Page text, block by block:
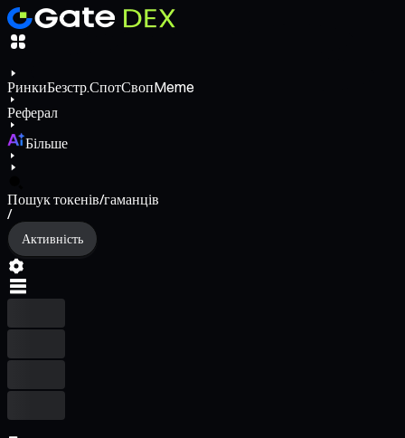
РинкиБезстр.СпотСвопMeme
Реферал
Більше
Пошук токенів/гаманців
/
Активність